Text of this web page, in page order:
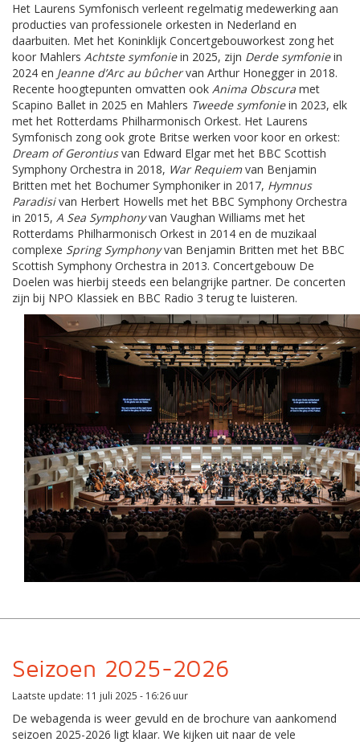
Het Laurens Symfonisch verleent regelmatig medewerking aan
producties van professionele orkesten in Nederland en
daarbuiten. Met het Koninklijk Concertgebouworkest zong het
koor Mahlers Achtste symfoniein 2025, zijn Derde symfoniein
2024 en Jeanne d’Arc au bûchervan Arthur Honegger in 2018.
Recente hoogtepunten omvatten ook Anima Obscura met
Scapino Ballet in 2025 en Mahlers Tweede symfoniein 2023, elk
met het Rotterdams Philharmonisch Orkest. Het Laurens
Symfonisch zong ook grote Britse werken voor koor en orkest:
Dream of Gerontiusvan Edward Elgar met het BBC Scottish
Symphony Orchestra in 2018, War Requiemvan Benjamin
Britten met het Bochumer Symphoniker in 2017, Hymnus
Paradisivan Herbert Howells met het BBC Symphony Orchestra
in 2015, A Sea Symphonyvan Vaughan Williams met het
Rotterdams Philharmonisch Orkest in 2014 en de muzikaal
complexe Spring Symphonyvan Benjamin Britten met het BBC
Scottish Symphony Orchestra in 2013. Concertgebouw De
Doelen was hierbij steeds een belangrijke partner. De concerten
zijn bij NPO Klassiek en BBC Radio 3 terug te luisteren.
Seizoen 2025-2026
Laatste update: 11 juli 2025 - 16:26 uur
De webagenda is weer gevuld en de brochure van aankomend
seizoen 2025-2026 ligt klaar. We kijken uit naar de vele